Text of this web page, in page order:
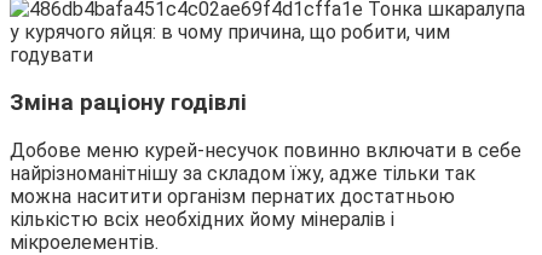
Зміна раціону годівлі
Добове меню курей-несучок повинно включати в себе
найрізноманітнішу за складом їжу, адже тільки так
можна наситити організм пернатих достатньою
кількістю всіх необхідних йому мінералів і
мікроелементів.